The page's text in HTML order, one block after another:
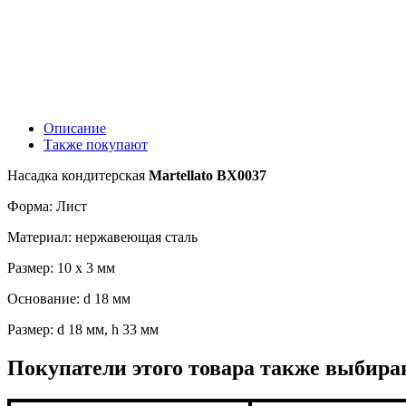
Описание
Также покупают
Насадка кондитерская Martellato BX0037
Форма: Лист
Материал: нержавеющая сталь
Размер: 10 х 3 мм
Основание: d 18 мм
Размер: d 18 мм, h 33 мм
Покупатели этого товара также